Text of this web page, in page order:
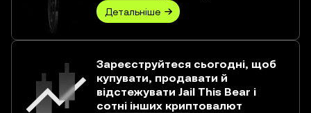
Детальніше
Зареєструйтеся сьогодні, щоб
купувати, продавати й
відстежувати Jail This Bear і
сотні інших криптовалют